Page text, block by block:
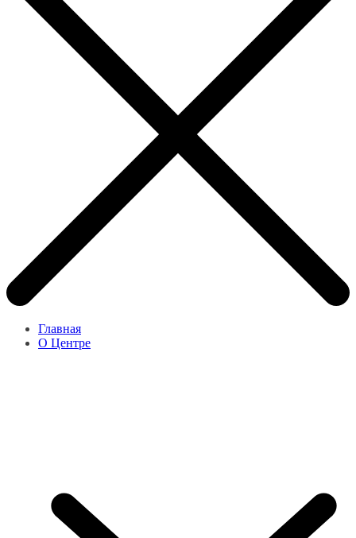
Главная
О Центре